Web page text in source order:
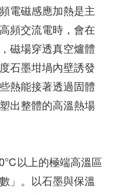
電磁感應加熱是主
頻交流電時，會在
磁場穿透真空爐體
石墨坩堝內壁誘發
熱能接著透過固體
出整體的高溫熱場
以上的極端高溫區
」。以石墨與保溫